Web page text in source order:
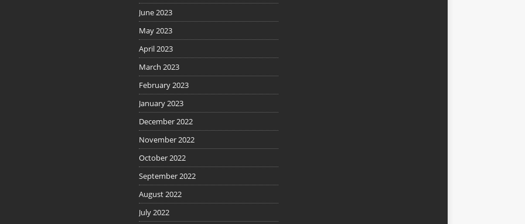
June 2023
May 2023
April 2023
March 2023
February 2023
January 2023
December 2022
November 2022
October 2022
September 2022
August 2022
July 2022